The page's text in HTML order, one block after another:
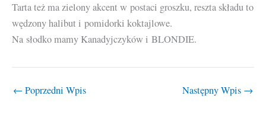
Tarta też ma zielony akcent w postaci groszku, reszta składu to
wędzony halibut i pomidorki koktajlowe.
Na słodko mamy Kanadyjczyków i BLONDIE.
← Poprzedni Wpis Następny Wpis →